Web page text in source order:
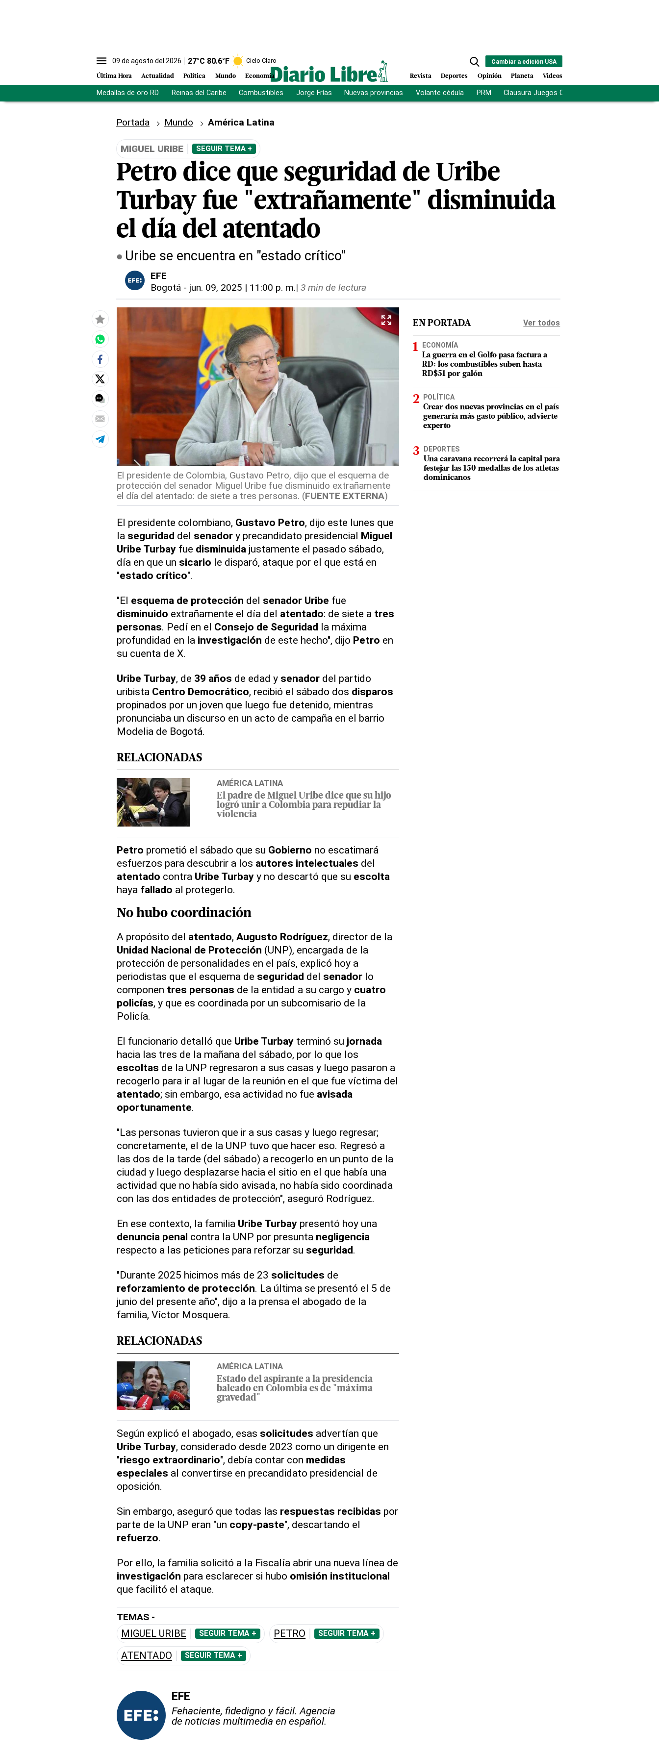
09 de agosto del 2026 27°C 80.6°F Cielo Claro
Última Hora Actualidad Política Mundo Economía
Cambiar a edición USA
Revista Deportes Opinión Planeta Videos
Medallas de oro RD Reinas del Caribe Combustibles Jorge Frías Nuevas provincias Volante cédula PRM Clausura Juegos Centroamericanos
Portada Mundo América Latina
MIGUEL URIBE SEGUIR TEMA +
Petro dice que seguridad de Uribe
Turbay fue "extrañamente" disminuida
el día del atentado
Uribe se encuentra en "estado crítico"
EFE
Bogotá - jun. 09, 2025 | 11:00 p. m.| 3 min de lectura
El presidente de Colombia, Gustavo Petro, dijo que el esquema de
protección del senador Miguel Uribe fue disminuido extrañamente
el día del atentado: de siete a tres personas. (FUENTE EXTERNA)
El presidente colombiano, Gustavo Petro, dijo este lunes que
la seguridad del senadory precandidato presidencial Miguel
Uribe Turbayfue disminuida justamente el pasado sábado,
día en que un sicario le disparó, ataque por el que está en
"estado crítico".
"El esquema de protección del senador Uribe fue
disminuido extrañamente el día del atentado: de siete a tres
personas. Pedí en el Consejo de Seguridad la máxima
profundidad en la investigación de este hecho", dijo Petro en
su cuenta de X.
Uribe Turbay, de 39 años de edad y senadordel partido
uribista Centro Democrático, recibió el sábado dos disparos
propinados por un joven que luego fue detenido, mientras
pronunciaba un discurso en un acto de campaña en el barrio
Modelia de Bogotá.
RELACIONADAS
AMÉRICA LATINA
El padre de Miguel Uribe dice que su hijo
logró unir a Colombia para repudiar la
violencia
Petro prometió el sábado que su Gobierno no escatimará
esfuerzos para descubrir a los autores intelectuales del
atentado contra Uribe Turbayy no descartó que su escolta
haya fallado al protegerlo.
No hubo coordinación
A propósito del atentado, Augusto Rodríguez, director de la
Unidad Nacional de Protección (UNP), encargada de la
protección de personalidades en el país, explicó hoy a
periodistas que el esquema de seguridad del senadorlo
componen tres personas de la entidad a su cargo y cuatro
policías, y que es coordinada por un subcomisario de la
Policía.
El funcionario detalló que Uribe Turbayterminó su jornada
hacia las tres de la mañana del sábado, por lo que los
escoltas de la UNP regresaron a sus casas y luego pasaron a
recogerlo para ir al lugar de la reunión en el que fue víctima del
atentado; sin embargo, esa actividad no fue avisada
oportunamente.
"Las personas tuvieron que ir a sus casas y luego regresar;
concretamente, el de la UNP tuvo que hacer eso. Regresó a
las dos de la tarde (del sábado) a recogerlo en un punto de la
ciudad y luego desplazarse hacia el sitio en el que había una
actividad que no había sido avisada, no había sido coordinada
con las dos entidades de protección", aseguró Rodríguez.
En ese contexto, la familia Uribe Turbaypresentó hoy una
denuncia penal contra la UNP por presunta negligencia
respecto a las peticiones para reforzar su seguridad.
"Durante 2025 hicimos más de 23 solicitudes de
reforzamiento de protección. La última se presentó el 5 de
junio del presente año", dijo a la prensa el abogado de la
familia, Víctor Mosquera.
RELACIONADAS
AMÉRICA LATINA
Estado del aspirante a la presidencia
baleado en Colombia es de "máxima
gravedad"
Según explicó el abogado, esas solicitudes advertían que
Uribe Turbay, considerado desde 2023 como un dirigente en
"riesgo extraordinario", debía contar con medidas
especiales al convertirse en precandidato presidencial de
oposición.
Sin embargo, aseguró que todas las respuestas recibidas por
parte de la UNP eran "un copy-paste", descartando el
refuerzo.
Por ello, la familia solicitó a la Fiscalía abrir una nueva línea de
investigación para esclarecer si hubo omisión institucional
que facilitó el ataque.
TEMAS -
MIGUEL URIBE SEGUIR TEMA + PETRO SEGUIR TEMA +
ATENTADO SEGUIR TEMA +
EFE
Fehaciente, fidedigno y fácil. Agencia
de noticias multimedia en español.
EN PORTADA Ver todos
ECONOMÍA
La guerra en el Golfo pasa factura a
RD: los combustibles suben hasta
RD$51 por galón
POLÍTICA
Crear dos nuevas provincias en el país
generaría más gasto público, advierte
experto
DEPORTES
Una caravana recorrerá la capital para
festejar las 150 medallas de los atletas
dominicanos